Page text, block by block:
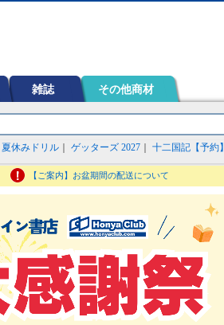
雑誌 その他商材
夏休みドリル ゲッターズ 2027 十二国記【予約】
【ご案内】お盆期間の配送について